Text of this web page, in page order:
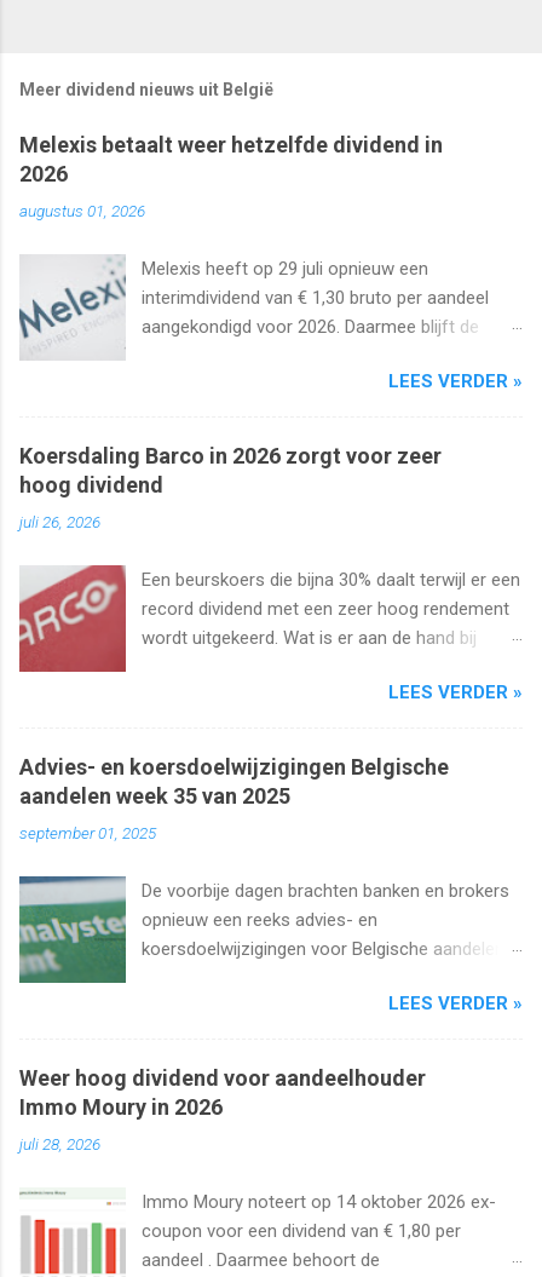
Meer dividend nieuws uit België
Melexis betaalt weer hetzelfde dividend in
2026
augustus 01, 2026
Melexis heeft op 29 juli opnieuw een
interimdividend van € 1,30 bruto per aandeel
aangekondigd voor 2026. Daarmee blijft de
LEES VERDER »
Koersdaling Barco in 2026 zorgt voor zeer
hoog dividend
juli 26, 2026
Een beurskoers die bijna 30% daalt terwijl er een
record dividend met een zeer hoog rendement
wordt uitgekeerd. Wat is er aan de hand bij
uiteraard het dividend. Kan dat wel zo hoog
LEES VERDER »
Advies- en koersdoelwijzigingen Belgische
aandelen week 35 van 2025
september 01, 2025
De voorbije dagen brachten banken en brokers
opnieuw een reeks advies- en
koersdoelwijzigingen voor Belgische aandelen.
augustus t/m 1 september 2025 met onder
Ackermans en Van de Velde .
LEES VERDER »
Weer hoog dividend voor aandeelhouder
Immo Moury in 2026
juli 28, 2026
Immo Moury noteert op 14 oktober 2026 ex-
coupon voor een dividend van € 1,80 per
aandeel . Daarmee behoort de